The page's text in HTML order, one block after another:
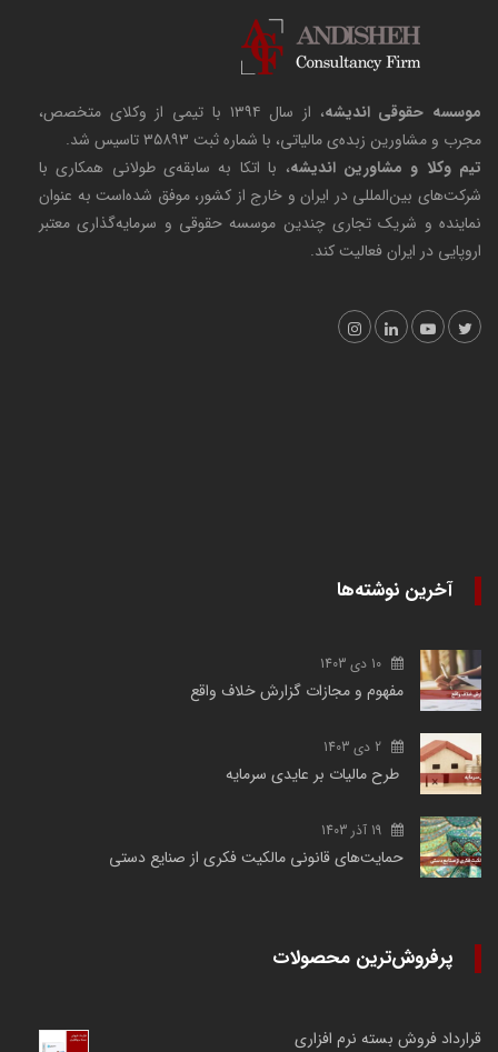
موسسه حقوقی اندیشه
، از سال ۱۳۹۴ با تیمی از وکلای متخصص،
مجرب و مشاورین زبده‌ی مالیاتی، با شماره ثبت ۳۵۸۹۳ تاسیس شد.
تیم وکلا و مشاورین اندیشه، با اتکا به سابقه‌ی طولانی همکاری با
شرکت‌های بین‌المللی در ایران و خارج از کشور، موفق شده‌است به عنوان
نماینده و شریک تجاری چندین موسسه حقوقی و سرمایه‌گذاری معتبر
اروپایی در ایران فعالیت کند.
آخرین نوشته‌ها
10 دی 1403
مفهوم و مجازات گزارش خلاف واقع
2 دی 1403
طرح مالیات بر عایدی سرمایه
19 آذر 1403
حمایت‌های قانونی مالکیت فکری از صنایع دستی
پرفروش‌ترین محصولات
قرارداد فروش بسته نرم افزاری